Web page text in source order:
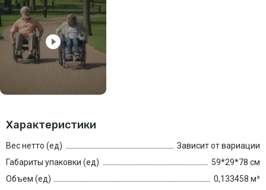
Характеристики
Вес нетто (ед)
Зависит от вариации
Габариты упаковки (ед)
59*29*78 см
Объем (ед)
0,133458 м³